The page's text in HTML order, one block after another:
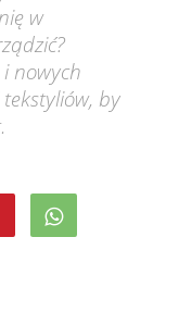
w
nowych
by